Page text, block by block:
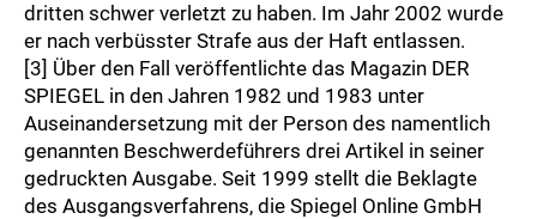
dritten schwer verletzt zu haben. Im Jahr 2002 wurde
er nach verbüsster Strafe aus der Haft entlassen.
[3] Über den Fall veröffentlichte das Magazin DER
SPIEGEL in den Jahren 1982 und 1983 unter
Auseinandersetzung mit der Person des namentlich
genannten Beschwerdeführers drei Artikel in seiner
gedruckten Ausgabe. Seit 1999 stellt die Beklagte
des Ausgangsverfahrens, die Spiegel Online GmbH